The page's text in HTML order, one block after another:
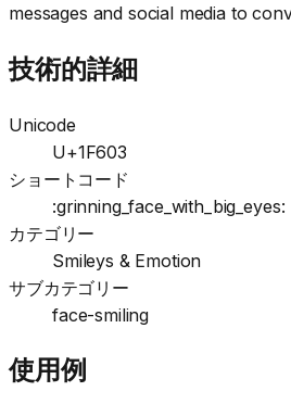
messages and social media to
技術的詳細
Unicode
U+1F603
ショートコード
:grinning_face_with_big_eyes:
カテゴリー
Smileys & Emotion
サブカテゴリー
face-smiling
使用例